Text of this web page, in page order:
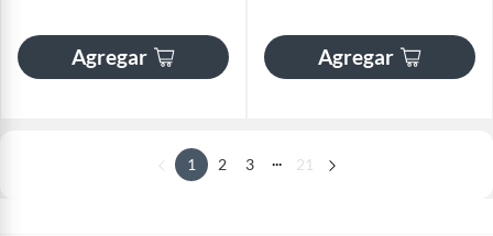
Agregar Agregar
1 2 3 ... 21